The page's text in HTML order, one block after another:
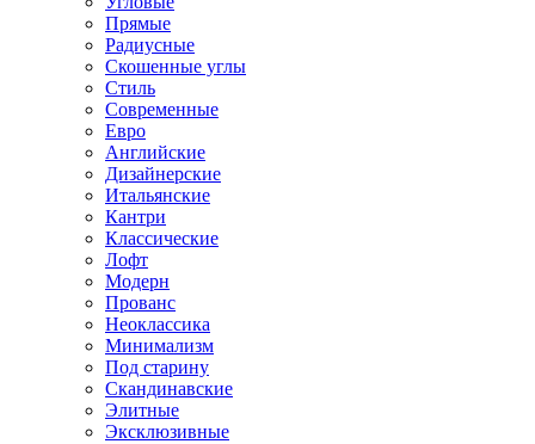
Прямые
Радиусные
Скошенные углы
Стиль
Современные
Евро
Английские
Дизайнерские
Итальянские
Кантри
Классические
Лофт
Модерн
Прованс
Неоклассика
Минимализм
Под старину
Скандинавские
Элитные
Эксклюзивные